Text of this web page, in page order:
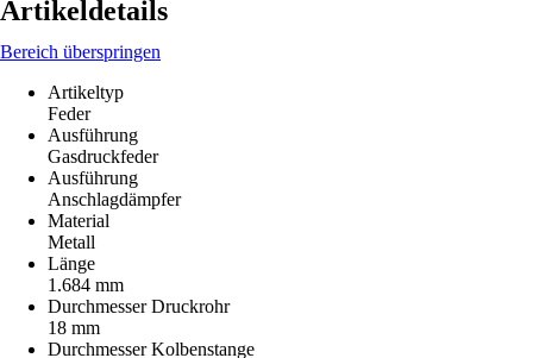
Artikeldetails
Bereich überspringen
Artikeltyp
Feder
Ausführung
Gasdruckfeder
Ausführung
Anschlagdämpfer
Material
Metall
Länge
1.684 mm
Durchmesser Druckrohr
18 mm
Durchmesser Kolbenstange